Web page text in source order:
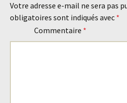
Votre adresse e-mail ne sera pas
obligatoires sont indiqués avec *
Commentaire *